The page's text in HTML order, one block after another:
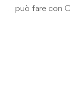
può fare con